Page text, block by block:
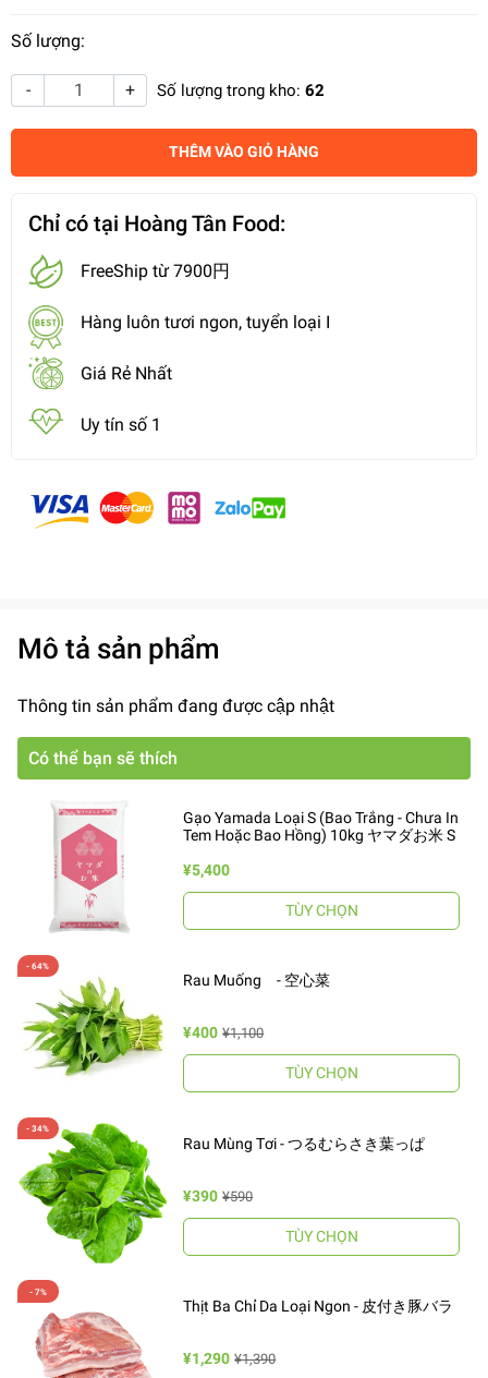
Số lượng:
- + Số lượng trong kho: 62
THÊM VÀO GIỎ HÀNG
Chỉ có tại Hoàng Tân Food:
FreeShip từ 7900円
Hàng luôn tươi ngon, tuyển loại I
Giá Rẻ Nhất
Uy tín số 1
Mô tả sản phẩm
Thông tin sản phẩm đang được cập nhật
Có thể bạn sẽ thích
Gạo Yamada Loại S (Bao Trắng - Chưa In
Tem Hoặc Bao Hồng) 10kg ヤマダお米 S
¥5,400
TÙY CHỌN
Rau Muống - 空心菜
¥400 ¥1,100
TÙY CHỌN
Rau Mùng Tơi - つるむらさき葉っぱ
¥390 ¥590
TÙY CHỌN
Thịt Ba Chỉ Da Loại Ngon - 皮付き豚バラ
¥1,290 ¥1,390